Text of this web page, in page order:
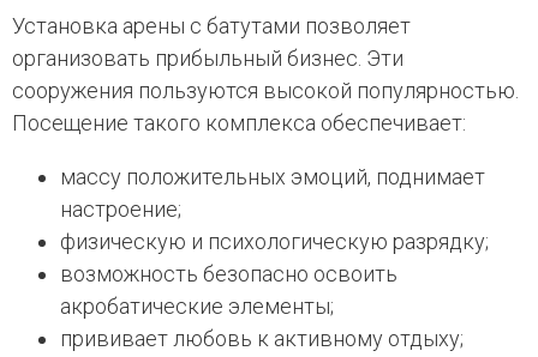
Установка арены с батутами позволяет
организовать прибыльный бизнес. Эти
сооружения пользуются высокой популярностью.
Посещение такого комплекса обеспечивает:
массу положительных эмоций, поднимает
настроение;
физическую и психологическую разрядку;
возможность безопасно освоить
акробатические элементы;
прививает любовь к активному отдыху;